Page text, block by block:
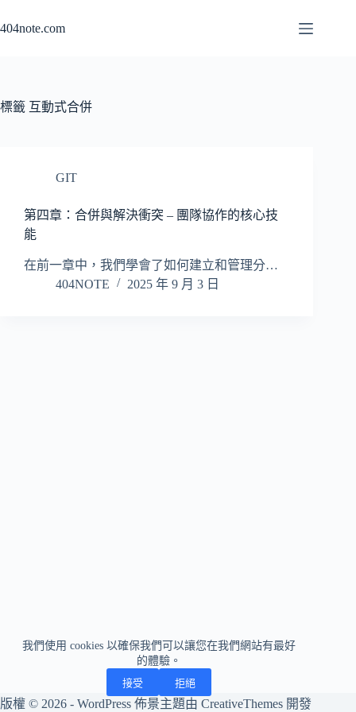
至
容
我們使用 cookies 以確保我們可以讓您在我們網站有最好
的體驗。
接受 拒絕
404note.com
標籤 互動式合併
GIT
第四章：合併與解決衝突 – 團隊協作的核心技
能
在前一章中，我們學會了如何建立和管理分…
404NOTE
2025 年 9 月 3 日
版權 © 2026 - WordPress 佈景主題由 CreativeThemes 開發